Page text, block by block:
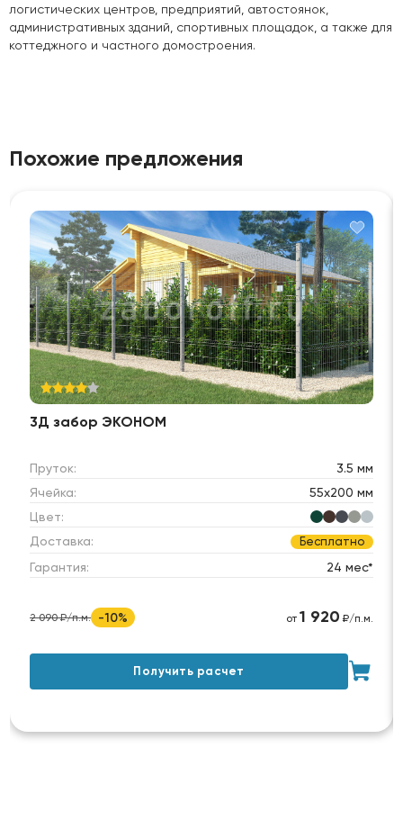
логистических центров, предприятий, автостоянок,
административных зданий, спортивных площадок, а также для
коттеджного и частного домостроения.
Похожие предложения
3Д забор ЭКОНОМ
Пруток:
3.5 мм
Ячейка:
55х200 мм
Цвет:
Доставка:
Бесплатно
Гарантия: 24 мес*
2 090 ₽/п.м. -10% от 1 920 ₽/п.м.
Получить расчет